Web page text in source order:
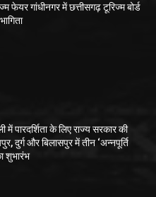
फेयर गांधीनगर में छत्तीसगढ़ टूरिज्म बोर्ड
में पारदर्शिता के लिए राज्य सरकार की
दुर्ग और बिलासपुर में तीन ‘अन्नपूर्ति
शुभारंभ